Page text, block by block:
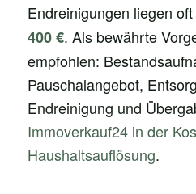
Endreinigungen liegen
400 €. Als bewährte
empfohlen:
Pauschalangebot,
Endreinigung und
Immoverkauf24 in der
Haushaltsauflösung.